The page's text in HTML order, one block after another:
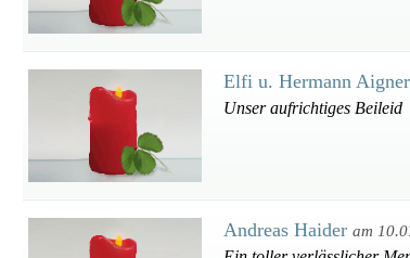
Elfi u. Hermann
Unser aufrichtiges Beileid
Andreas Haider am